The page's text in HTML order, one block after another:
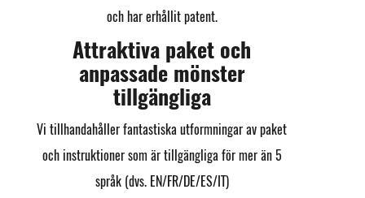
och har erhållit patent.
Attraktiva paket och
anpassade mönster
tillgängliga
Vi tillhandahåller fantastiska utformningar av paket
och instruktioner som är tillgängliga för mer än 5
språk (dvs. EN/FR/DE/ES/IT)